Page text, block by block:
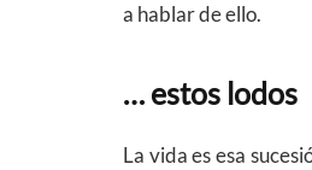
a hablar de ello.
… estos lodos
La vida es esa